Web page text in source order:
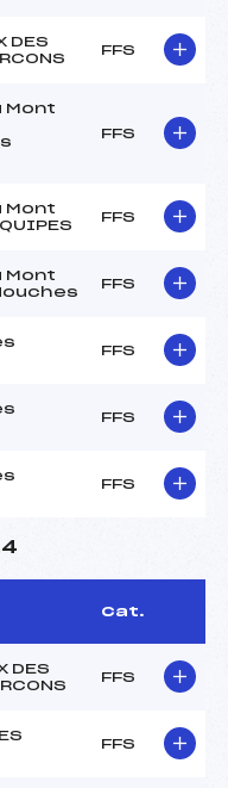
DES
FFS
Mont
FFS
Mont
FFS
Mont
FFS
FFS
FFS
FFS
Cat.
DES
FFS
FFS